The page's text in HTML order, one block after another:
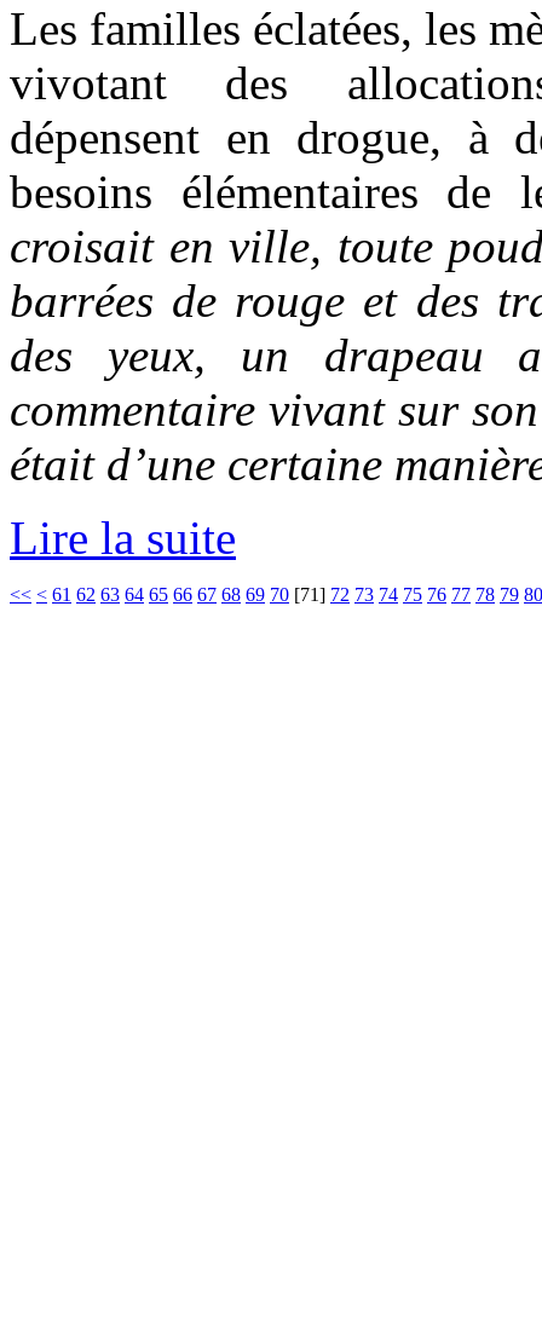
Les familles éclatées, les
vivotant des
dépensent en drogue, à
besoins élémentaires
croisait en ville, toute
barrées de rouge et des
des yeux, un drapeau
commentaire vivant sur
était d’une certaine
Lire la suite
<< < 61 62 63 64 65 66 67 68 69 70 [71] 72 73 74 75 76 77 78 79 80